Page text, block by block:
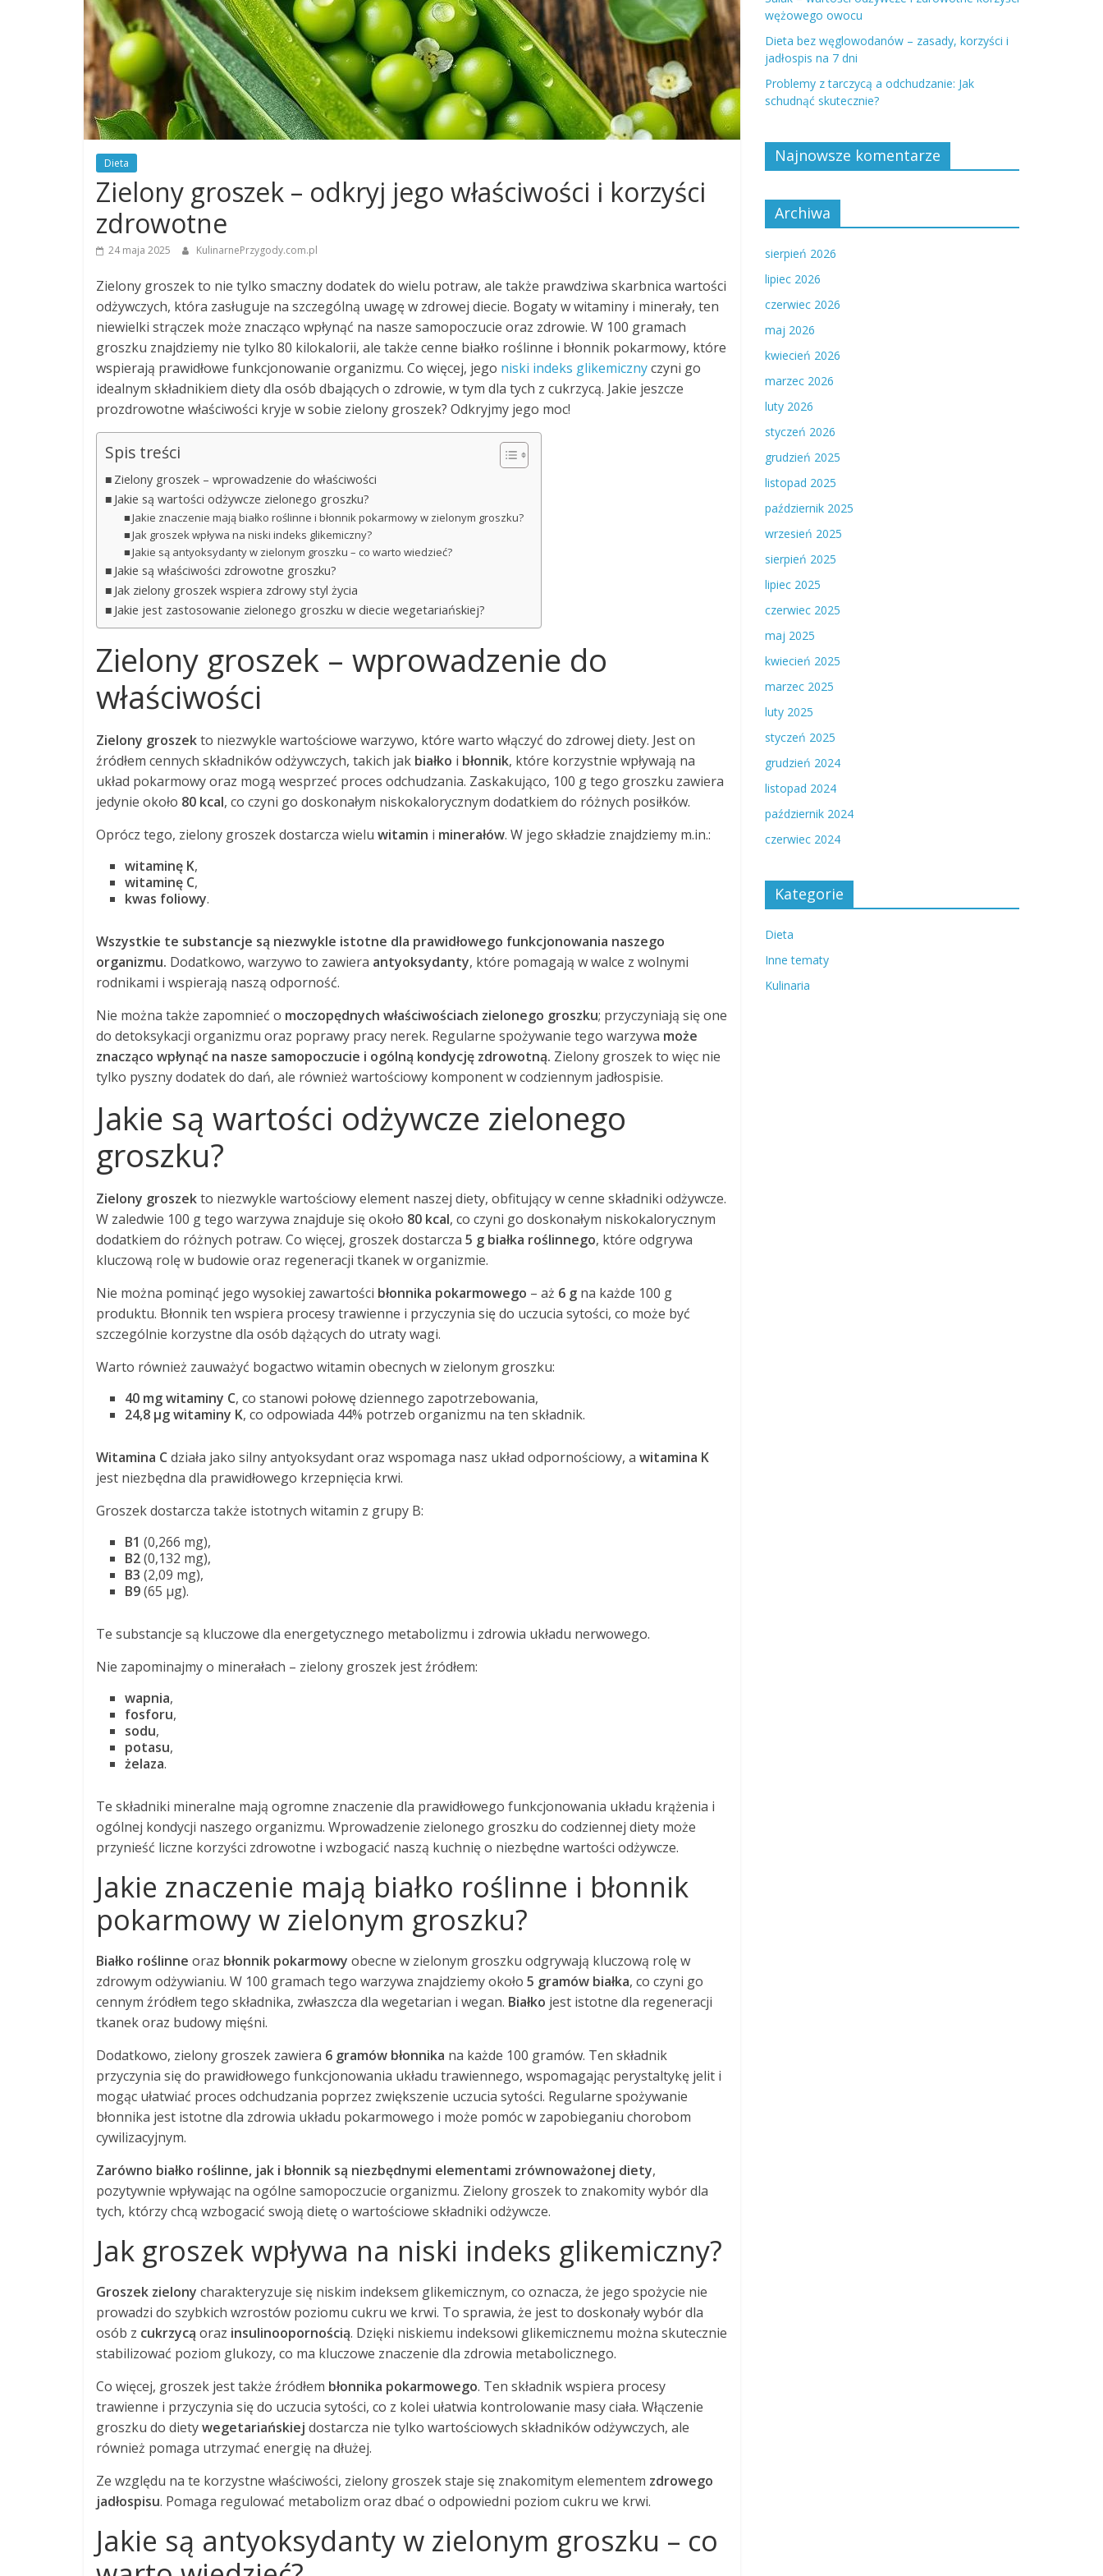
Dieta
Zielony groszek – odkryj jego właściwości i korzyści
zdrowotne
24 maja 2025 KulinarnePrzygody.com.pl
Zielony groszek to nie tylko smaczny dodatek do wielu potraw, ale także prawdziwa skarbnica wartości
odżywczych, która zasługuje na szczególną uwagę w zdrowej diecie. Bogaty w witaminy i minerały, ten
niewielki strączek może znacząco wpłynąć na nasze samopoczucie oraz zdrowie. W 100 gramach
groszku znajdziemy nie tylko 80 kilokalorii, ale także cenne białko roślinne i błonnik pokarmowy, które
wspierają prawidłowe funkcjonowanie organizmu. Co więcej, jego niski indeks glikemicznyczyni go
idealnym składnikiem diety dla osób dbających o zdrowie, w tym dla tych z cukrzycą. Jakie jeszcze
prozdrowotne właściwości kryje w sobie zielony groszek? Odkryjmy jego moc!
Spis treści
Zielony groszek – wprowadzenie do właściwości
Jakie są wartości odżywcze zielonego groszku?
Jakie znaczenie mają białko roślinne i błonnik pokarmowy w zielonym groszku?
Jak groszek wpływa na niski indeks glikemiczny?
Jakie są antyoksydanty w zielonym groszku – co warto wiedzieć?
Jakie są właściwości zdrowotne groszku?
Jak zielony groszek wspiera zdrowy styl życia
Jakie jest zastosowanie zielonego groszku w diecie wegetariańskiej?
Zielony groszek – wprowadzenie do
właściwości
Zielony groszekto niezwykle wartościowe warzywo, które warto włączyć do zdrowej diety. Jest on
źródłem cennych składników odżywczych, takich jak białko i błonnik, które korzystnie wpływają na
układ pokarmowy oraz mogą wesprzeć proces odchudzania. Zaskakująco, 100 g tego groszku zawiera
jedynie około 80 kcal, co czyni go doskonałym niskokalorycznym dodatkiem do różnych posiłków.
Oprócz tego, zielony groszek dostarcza wielu witamin i minerałów. W jego składzie znajdziemy m.in.:
witaminę K,
witaminę C,
kwas foliowy.
Wszystkie te substancje są niezwykle istotne dla prawidłowego funkcjonowania naszego
organizmu. Dodatkowo, warzywo to zawiera antyoksydanty, które pomagają w walce z wolnymi
rodnikami i wspierają naszą odporność.
Nie można także zapomnieć o moczopędnych właściwościach zielonego groszku; przyczyniają się one
do detoksykacji organizmu oraz poprawy pracy nerek. Regularne spożywanie tego warzywa może
znacząco wpłynąć na nasze samopoczucie i ogólną kondycję zdrowotną. Zielony groszek to więc nie
tylko pyszny dodatek do dań, ale również wartościowy komponent w codziennym jadłospisie.
Jakie są wartości odżywcze zielonego
groszku?
Zielony groszekto niezwykle wartościowy element naszej diety, obfitujący w cenne składniki odżywcze.
W zaledwie 100 g tego warzywa znajduje się około 80 kcal, co czyni go doskonałym niskokalorycznym
dodatkiem do różnych potraw. Co więcej, groszek dostarcza 5 g białka roślinnego, które odgrywa
kluczową rolę w budowie oraz regeneracji tkanek w organizmie.
Nie można pominąć jego wysokiej zawartości błonnika pokarmowego – aż 6 g na każde 100 g
produktu. Błonnik ten wspiera procesy trawienne i przyczynia się do uczucia sytości, co może być
szczególnie korzystne dla osób dążących do utraty wagi.
Warto również zauważyć bogactwo witamin obecnych w zielonym groszku:
40 mg witaminy C, co stanowi połowę dziennego zapotrzebowania,
24,8 µg witaminy K, co odpowiada 44% potrzeb organizmu na ten składnik.
Witamina Cdziała jako silny antyoksydant oraz wspomaga nasz układ odpornościowy, a witamina K
jest niezbędna dla prawidłowego krzepnięcia krwi.
Groszek dostarcza także istotnych witamin z grupy B:
B1 (0,266 mg),
B2(0,132 mg),
B3 (2,09 mg),
B9(65 µg).
Te substancje są kluczowe dla energetycznego metabolizmu i zdrowia układu nerwowego.
Nie zapominajmy o minerałach – zielony groszek jest źródłem:
wapnia,
fosforu,
sodu,
potasu,
żelaza.
Te składniki mineralne mają ogromne znaczenie dla prawidłowego funkcjonowania układu krążenia i
ogólnej kondycji naszego organizmu. Wprowadzenie zielonego groszku do codziennej diety może
przynieść liczne korzyści zdrowotne i wzbogacić naszą kuchnię o niezbędne wartości odżywcze.
Jakie znaczenie mają białko roślinne i błonnik
pokarmowy w zielonym groszku?
Białko roślinne oraz błonnik pokarmowy obecne w zielonym groszku odgrywają kluczową rolę w
zdrowym odżywianiu. W 100 gramach tego warzywa znajdziemy około 5 gramów białka, co czyni go
cennym źródłem tego składnika, zwłaszcza dla wegetarian i wegan. Białko jest istotne dla regeneracji
tkanek oraz budowy mięśni.
Dodatkowo, zielony groszek zawiera 6 gramów błonnika na każde 100 gramów. Ten składnik
przyczynia się do prawidłowego funkcjonowania układu trawiennego, wspomagając perystaltykę jelit i
mogąc ułatwiać proces odchudzania poprzez zwiększenie uczucia sytości. Regularne spożywanie
błonnika jest istotne dla zdrowia układu pokarmowego i może pomóc w zapobieganiu chorobom
cywilizacyjnym.
Zarówno białko roślinne, jak i błonnik są niezbędnymi elementami zrównoważonej diety,
pozytywnie wpływając na ogólne samopoczucie organizmu. Zielony groszek to znakomity wybór dla
tych, którzy chcą wzbogacić swoją dietę o wartościowe składniki odżywcze.
Jak groszek wpływa na niski indeks glikemiczny?
Groszek zielony charakteryzuje się niskim indeksem glikemicznym, co oznacza, że jego spożycie nie
prowadzi do szybkich wzrostów poziomu cukru we krwi. To sprawia, że jest to doskonały wybór dla
osób z cukrzycą oraz insulinoopornością. Dzięki niskiemu indeksowi glikemicznemu można skutecznie
stabilizować poziom glukozy, co ma kluczowe znaczenie dla zdrowia metabolicznego.
Co więcej, groszek jest także źródłem błonnika pokarmowego. Ten składnik wspiera procesy
trawienne i przyczynia się do uczucia sytości, co z kolei ułatwia kontrolowanie masy ciała. Włączenie
groszku do dietywegetariańskiej dostarcza nie tylko wartościowych składników odżywczych, ale
również pomaga utrzymać energię na dłużej.
Ze względu na te korzystne właściwości, zielony groszek staje się znakomitym elementem zdrowego
jadłospisu. Pomaga regulować metabolizm oraz dbać o odpowiedni poziom cukru we krwi.
Jakie są antyoksydanty w zielonym groszku – co
wężowego owocu
Dieta bez węglowodanów – zasady, korzyści i
jadłospis na 7 dni
Problemy z tarczycą a odchudzanie: Jak
schudnąć skutecznie?
Najnowsze komentarze
Archiwa
sierpień 2026
lipiec 2026
czerwiec 2026
maj 2026
kwiecień 2026
marzec 2026
luty 2026
styczeń 2026
grudzień 2025
listopad 2025
październik 2025
wrzesień 2025
sierpień 2025
lipiec 2025
czerwiec 2025
maj 2025
kwiecień 2025
marzec 2025
luty 2025
styczeń 2025
grudzień 2024
listopad 2024
październik 2024
czerwiec 2024
Kategorie
Dieta
Inne tematy
Kulinaria